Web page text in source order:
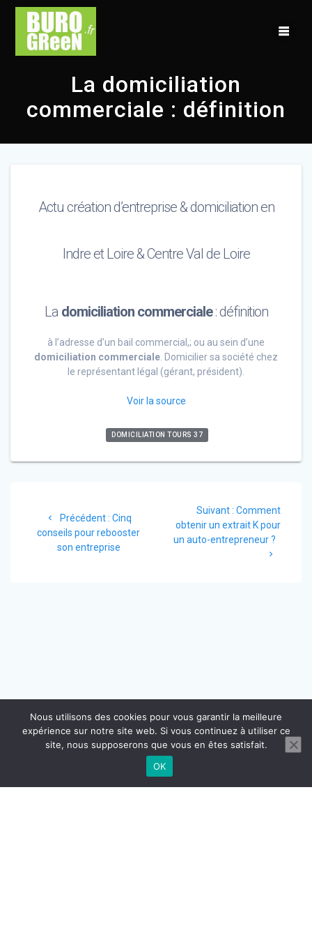
La domiciliation
commerciale : définition
Actu création d’entreprise & domiciliation en
Indre et Loire & Centre Val de Loire
La domiciliation commerciale: définition
à l’adresse d’un bail commercial,; ou au sein d’une
domiciliation commerciale. Domicilier sa société chez
le représentant légal (gérant, président).
Voir la source
DOMICILIATION TOURS 37
de
l’article
Précédent : Article
précédent
:
Cinq
conseils pour rebooster
son entreprise
Suivant : Article
suivant
:
Comment
obtenir un extrait K pour
un auto-entrepreneur ?
Nous utilisons des cookies pour vous garantir la meilleure
expérience sur notre site web. Si vous continuez à utiliser ce
site, nous supposerons que vous en êtes satisfait.
OK